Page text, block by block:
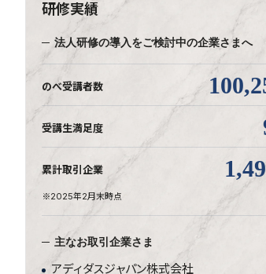
研修実績
法人研修の導入をご検討中の企業さまへ
のべ受講者数
受講生満足度
累計取引企業
※2025年2月末時点
主なお取引企業さま
アディダスジャパン株式会社